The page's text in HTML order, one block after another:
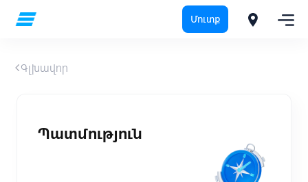
Մուտք
Գլխավոր
Պատմություն